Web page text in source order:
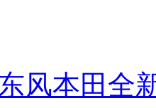
风本田全